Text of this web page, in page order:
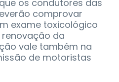
os condutores das
comprovar
exame toxicológico
da
vale também na
de motoristas